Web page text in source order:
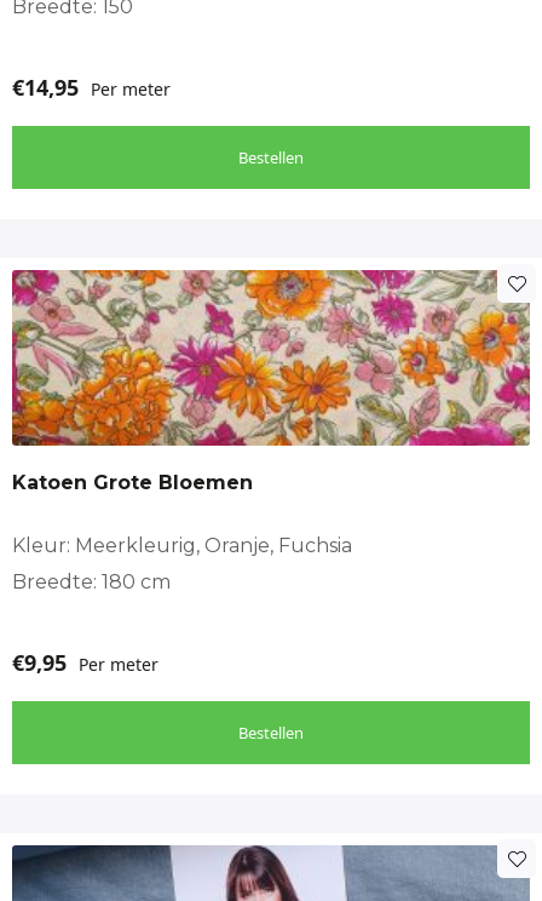
Breedte: 150
€14,95 Per meter
Bestellen
Katoen Grote Bloemen
Kleur: Meerkleurig, Oranje, Fuchsia
Breedte: 180 cm
€9,95 Per meter
Bestellen